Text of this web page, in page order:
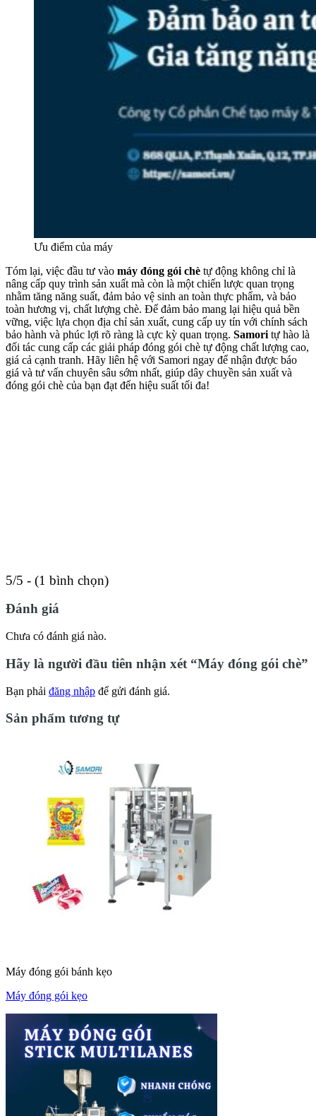
Ưu điểm của máy
Tóm lại, việc đầu tư vào máy đóng gói chè tự động không chỉ là
nâng cấp quy trình sản xuất mà còn là một chiến lược quan trọng
nhằm tăng năng suất, đảm bảo vệ sinh an toàn thực phẩm, và bảo
toàn hương vị, chất lượng chè. Để đảm bảo mang lại hiệu quả bền
vững, việc lựa chọn địa chỉ sản xuất, cung cấp uy tín với chính sách
bảo hành và phúc lợi rõ ràng là cực kỳ quan trọng. Samori tự hào là
đối tác cung cấp các giải pháp đóng gói chè tự động chất lượng cao,
giá cả cạnh tranh. Hãy liên hệ với Samori ngay để nhận được báo
giá và tư vấn chuyên sâu sớm nhất, giúp dây chuyền sản xuất và
đóng gói chè của bạn đạt đến hiệu suất tối đa!
5/5 - (1 bình chọn)
Đánh giá
Chưa có đánh giá nào.
Hãy là người đầu tiên nhận xét “Máy đóng gói chè”
Bạn phải đăng nhập để gửi đánh giá.
Sản phẩm tương tự
Máy đóng gói bánh kẹo
Máy đóng gói kẹo